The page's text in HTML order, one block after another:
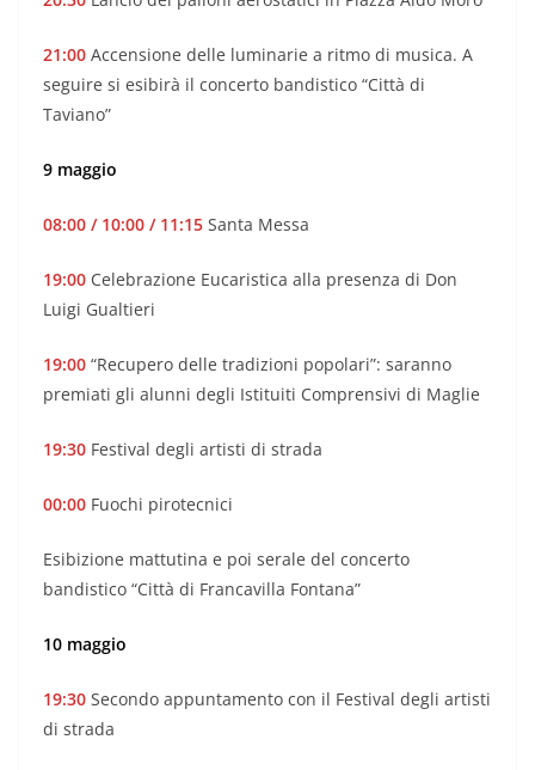
21:00 Accensione delle luminarie a ritmo di musica. A
seguire si esibirà il concerto bandistico “Città di
Taviano”
9 maggio
08:00 / 10:00 / 11:15 Santa Messa
19:00 Celebrazione Eucaristica alla presenza di Don
Luigi Gualtieri
19:00 “Recupero delle tradizioni popolari”: saranno
premiati gli alunni degli Istituiti Comprensivi di Maglie
19:30 Festival degli artisti di strada
00:00 Fuochi pirotecnici
Esibizione mattutina e poi serale del concerto
bandistico “Città di Francavilla Fontana”
10 maggio
19:30 Secondo appuntamento con il Festival degli artisti
di strada